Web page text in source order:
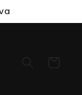
rr